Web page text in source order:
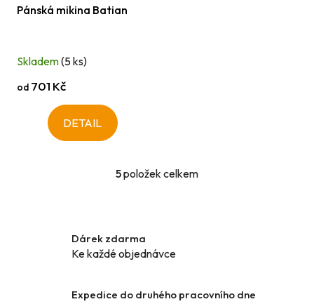
Pánská mikina Batian
Skladem(5 ks)
od 701 Kč
DETAIL
O
a
5položek celkem
Dárek zdarma
Ke každé objednávce
Expedice do druhého pracovního dne